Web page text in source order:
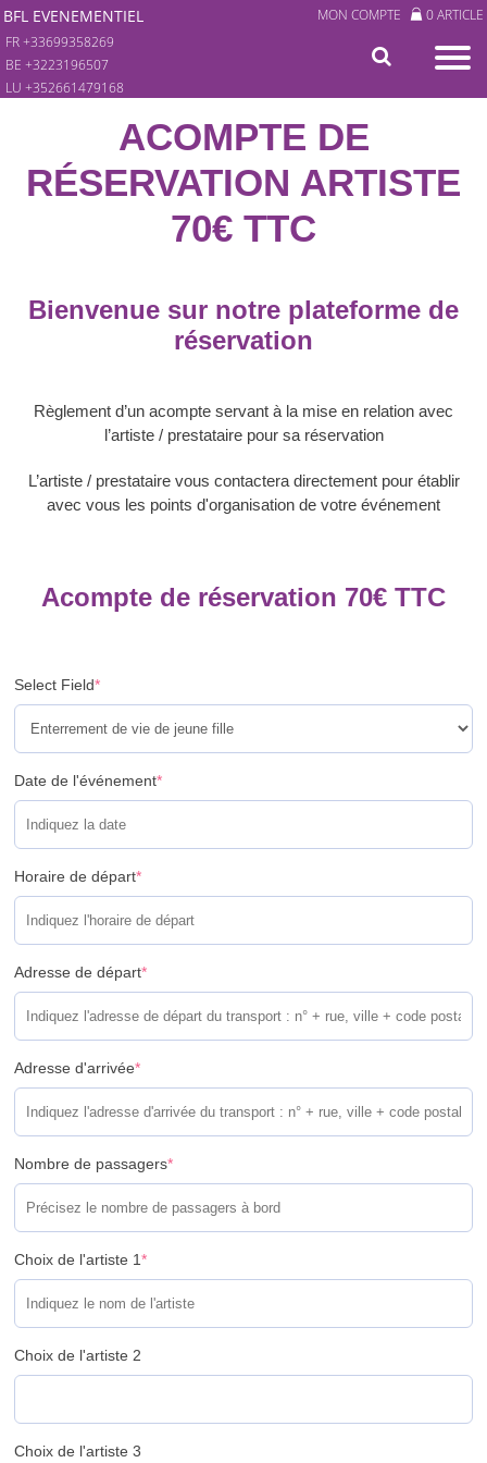
BFL EVENEMENTIEL
FR +33699358269
BE +3223196507
LU +352661479168
MON COMPTE 0 ARTICLE
ACOMPTE DE
RÉSERVATION ARTISTE
70€ TTC
Bienvenue sur notre plateforme de
réservation
Règlement d’un acompte servant à la mise en relation avec
l’artiste / prestataire pour sa réservation
L’artiste / prestataire vous contactera directement pour établir
avec vous les points d'organisation de votre événement
Acompte de réservation 70€ TTC
Select Field*
Date de l'événement*
Horaire de départ*
Adresse de départ*
Adresse d'arrivée*
Nombre de passagers*
Choix de l'artiste 1*
Choix de l'artiste 2
Choix de l'artiste 3